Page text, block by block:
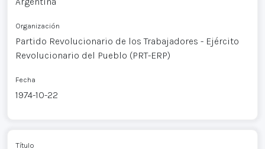
Organización
Partido Revolucionario de los Trabajadores - Ejército
Revolucionario del Pueblo (PRT-ERP)
Fecha
1974-10-22
Título